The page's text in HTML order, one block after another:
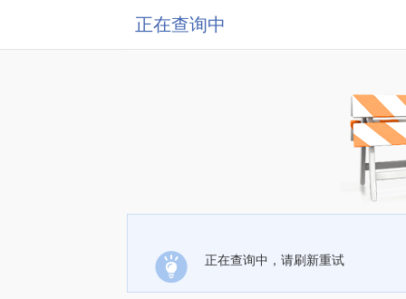
正在查询中
正在查询中，请刷新重试